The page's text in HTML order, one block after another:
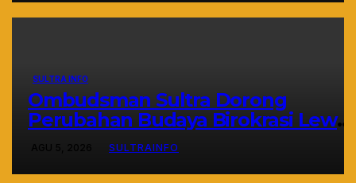
SULTRA INFO
Ombudsman Sultra Dorong
Perubahan Budaya Birokrasi Lewat
Penilaian Maladministrasi 2026
SULTRAINFO